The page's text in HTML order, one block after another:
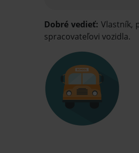
Dobré vedieť: Vlastník,
spracovateľovi vozidla.